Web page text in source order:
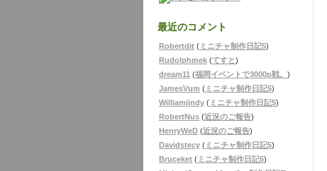
最近のコメント
Robertdit ( ミニチャ制作日記5)
Rudolphmek (てすと)
dream11 (福岡イベントで3000p戦。 )
JamesVum ( ミニチャ制作日記5)
Williamjindy ( ミニチャ制作日記5)
RobertNus (近況のご報告)
HenryWeD (近況のご報告)
Davidstecy ( ミニチャ制作日記5)
Bruceket ( ミニチャ制作日記5)